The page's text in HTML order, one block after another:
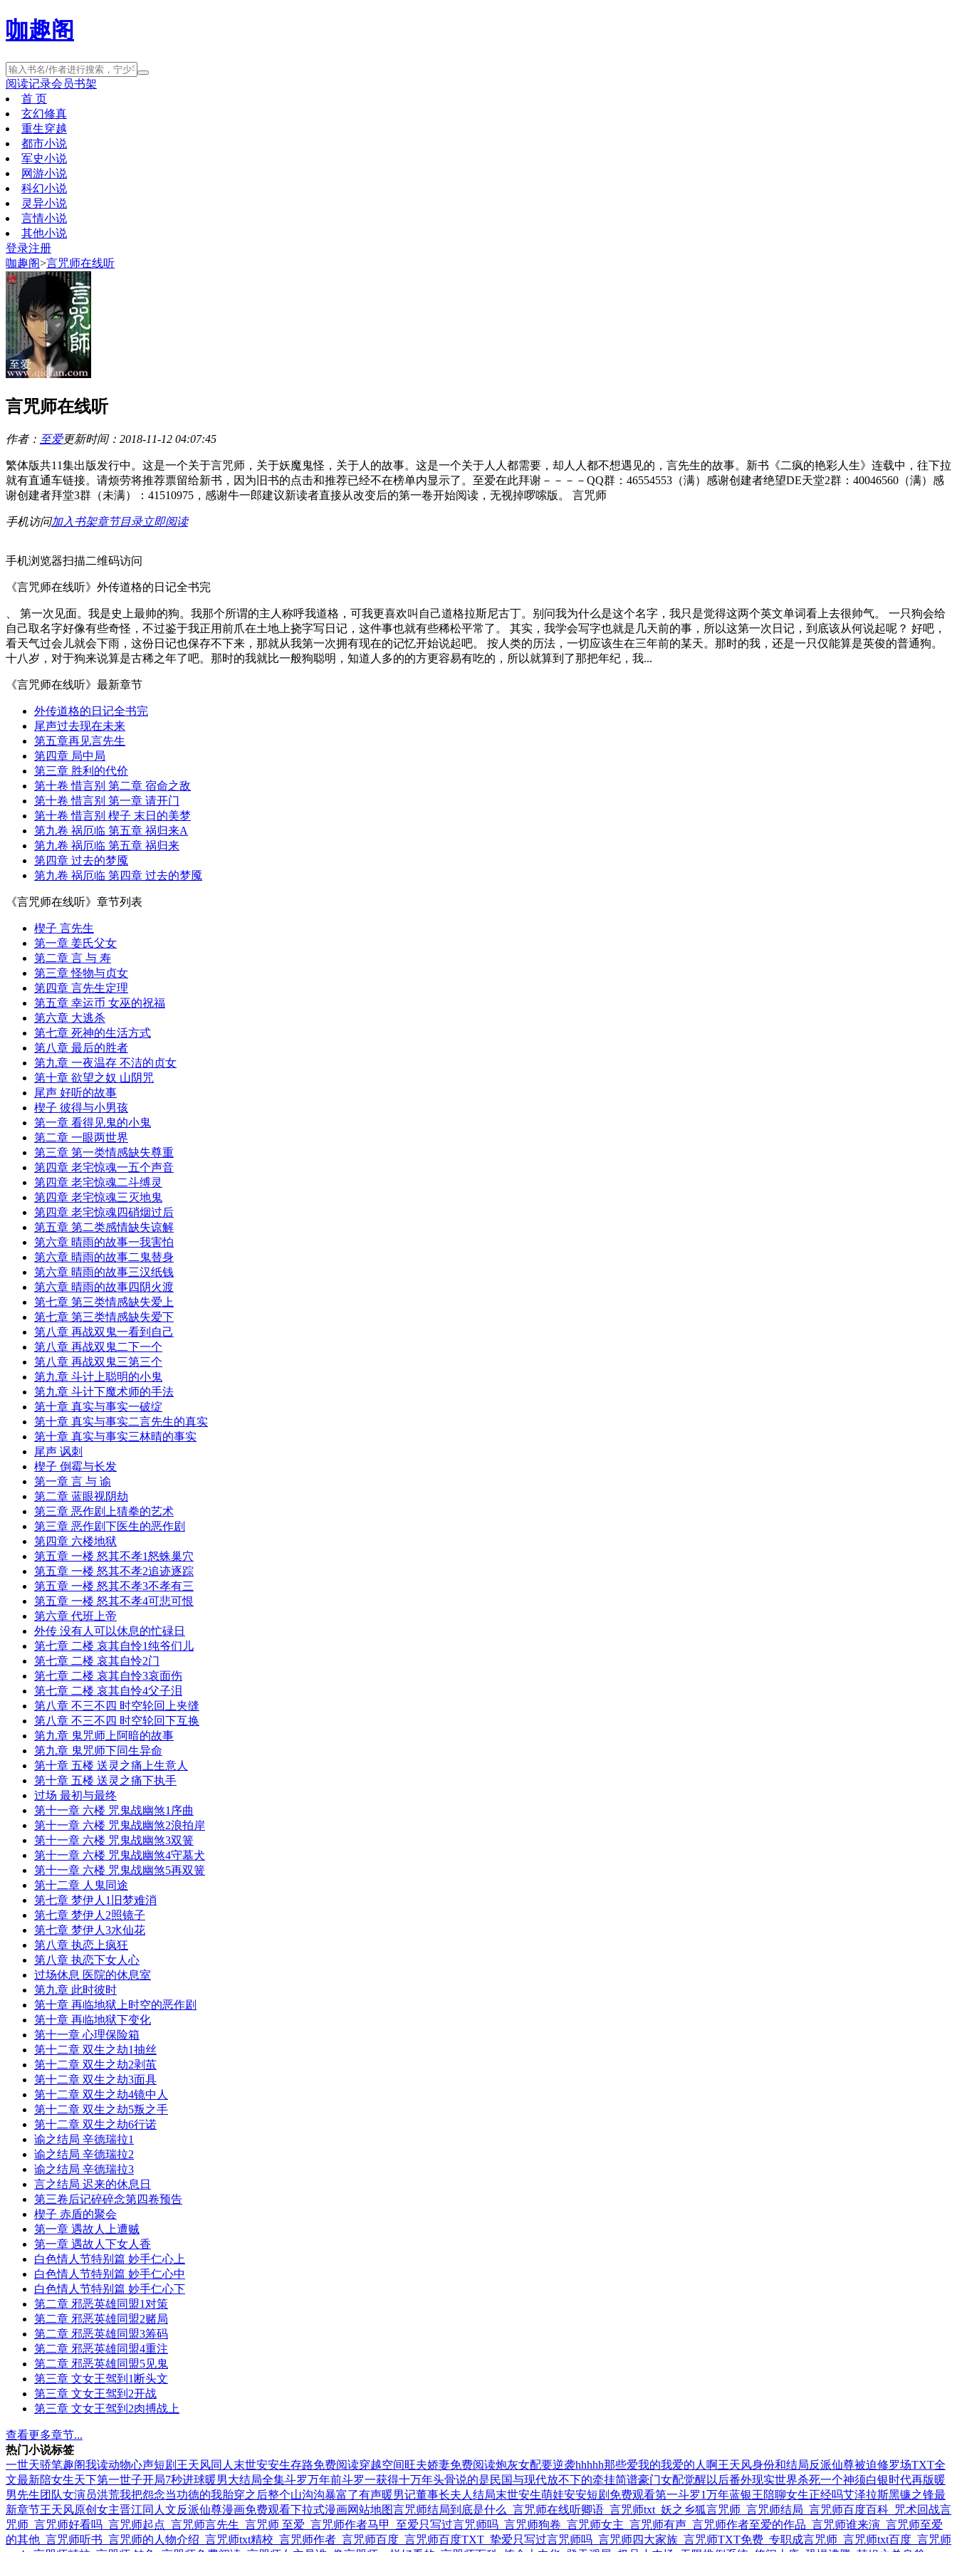
咖趣阁
阅读记录会员书架
首 页
玄幻修真
重生穿越
都市小说
军史小说
网游小说
科幻小说
灵异小说
言情小说
其他小说
登录注册
咖趣阁>言咒师在线听
言咒师在线听
作者： 至爱更新时间：2018-11-12 04:07:45
繁体版共11集出版发行中。这是一个关于言咒师，关于妖魔鬼怪，关于人的故事。这是一个关于人人都需要，却人人都不想遇见的，言先生的故事。新书《二疯的艳彩人生》连载中，往下拉
就有直通车链接。请烦劳将推荐票留给新书，因为旧书的点击和推荐已经不在榜单内显示了。至爱在此拜谢－－－－QQ群：46554553（满）感谢创建者绝望DE天堂2群：40046560（满）感
谢创建者拜堂3群（未满）：41510975，感谢牛一郎建议新读者直接从改变后的第一卷开始阅读，无视掉啰嗦版。 言咒师
手机访问加入书架章节目录立即阅读
手机浏览器扫描二维码访问
《言咒师在线听》外传道格的日记全书完
、 第一次见面。我是史上最帅的狗。我那个所谓的主人称呼我道格，可我更喜欢叫自己道格拉斯尼古丁。别问我为什么是这个名字，我只是觉得这两个英文单词看上去很帅气。 一只狗会给
自己取名字好像有些奇怪，不过鉴于我正用前爪在土地上挠字写日记，这件事也就有些稀松平常了。 其实，我学会写字也就是几天前的事，所以这第一次日记，到底该从何说起呢？ 好吧，
看天气过会儿就会下雨，这份日记也保存不下来，那就从我第一次拥有现在的记忆开始说起吧。 按人类的历法，一切应该生在三年前的某天。那时的我，还是一只仅能算是英俊的普通狗。
十八岁，对于狗来说算是古稀之年了吧。那时的我就比一般狗聪明，知道人多的的方更容易有吃的，所以就算到了那把年纪，我...
《言咒师在线听》最新章节
外传道格的日记全书完
尾声过去现在未来
第五章再见言先生
第四章 局中局
第三章 胜利的代价
第十卷 惜言别 第二章 宿命之敌
第十卷 惜言别 第一章 请开门
第十卷 惜言别 楔子 末日的美梦
第九卷 祸厄临 第五章 祸归来A
第九卷 祸厄临 第五章 祸归来
第四章 过去的梦魇
第九卷 祸厄临 第四章 过去的梦魇
《言咒师在线听》章节列表
楔子 言先生
第一章 姜氏父女
第二章 言 与 寿
第三章 怪物与贞女
第四章 言先生定理
第五章 幸运币 女巫的祝福
第六章 大逃杀
第七章 死神的生活方式
第八章 最后的胜者
第九章 一夜温存 不洁的贞女
第十章 欲望之奴 山阴咒
尾声 好听的故事
楔子 彼得与小男孩
第一章 看得见鬼的小鬼
第二章 一眼两世界
第三章 第一类情感缺失尊重
第四章 老宅惊魂一五个声音
第四章 老宅惊魂二斗缚灵
第四章 老宅惊魂三灭地鬼
第四章 老宅惊魂四硝烟过后
第五章 第二类感情缺失谅解
第六章 晴雨的故事一我害怕
第六章 晴雨的故事二鬼替身
第六章 晴雨的故事三汉纸钱
第六章 晴雨的故事四阴火渡
第七章 第三类情感缺失爱上
第七章 第三类情感缺失爱下
第八章 再战双鬼一看到自己
第八章 再战双鬼二下一个
第八章 再战双鬼三第三个
第九章 斗计上聪明的小鬼
第九章 斗计下魔术师的手法
第十章 真实与事实一破绽
第十章 真实与事实二言先生的真实
第十章 真实与事实三林晴的事实
尾声 讽刺
楔子 倒霉与长发
第一章 言 与 谕
第二章 蓝眼视阴劫
第三章 恶作剧上猜拳的艺术
第三章 恶作剧下医生的恶作剧
第四章 六楼地狱
第五章 一楼 怒其不孝1怒蛛巢穴
第五章 一楼 怒其不孝2追迹逐踪
第五章 一楼 怒其不孝3不孝有三
第五章 一楼 怒其不孝4可悲可恨
第六章 代班上帝
外传 没有人可以休息的忙碌日
第七章 二楼 哀其自怜1纯爷们儿
第七章 二楼 哀其自怜2门
第七章 二楼 哀其自怜3哀面伤
第七章 二楼 哀其自怜4父子泪
第八章 不三不四 时空轮回上夹缝
第八章 不三不四 时空轮回下互换
第九章 鬼咒师上阿暗的故事
第九章 鬼咒师下同生异命
第十章 五楼 送灵之痛上生意人
第十章 五楼 送灵之痛下执手
过场 最初与最终
第十一章 六楼 咒鬼战幽煞1序曲
第十一章 六楼 咒鬼战幽煞2浪拍岸
第十一章 六楼 咒鬼战幽煞3双簧
第十一章 六楼 咒鬼战幽煞4守墓犬
第十一章 六楼 咒鬼战幽煞5再双簧
第十二章 人鬼同途
第七章 梦伊人1旧梦难消
第七章 梦伊人2照镜子
第七章 梦伊人3水仙花
第八章 执恋上疯狂
第八章 执恋下女人心
过场休息 医院的休息室
第九章 此时彼时
第十章 再临地狱上时空的恶作剧
第十章 再临地狱下变化
第十一章 心理保险箱
第十二章 双生之劫1抽丝
第十二章 双生之劫2剥茧
第十二章 双生之劫3面具
第十二章 双生之劫4镜中人
第十二章 双生之劫5叛之手
第十二章 双生之劫6行诺
谕之结局 辛德瑞拉1
谕之结局 辛德瑞拉2
谕之结局 辛德瑞拉3
言之结局 迟来的休息日
第三卷后记碎碎念第四卷预告
楔子 赤盾的聚会
第一章 遇故人上遭贼
第一章 遇故人下女人香
白色情人节特别篇 妙手仁心上
白色情人节特别篇 妙手仁心中
白色情人节特别篇 妙手仁心下
第二章 邪恶英雄同盟1对策
第二章 邪恶英雄同盟2赌局
第二章 邪恶英雄同盟3筹码
第二章 邪恶英雄同盟4重注
第二章 邪恶英雄同盟5见鬼
第三章 文女王驾到1断头文
第三章 文女王驾到2开战
第三章 文女王驾到2肉搏战上
查看更多章节...
热门小说标签
一世天骄笔趣阁我读动物心声短剧 王天风同人 末世安安生存路免费阅读穿越空间旺夫娇妻免费阅读炮灰女配要逆袭hhhhh那些爱我的我爱的人啊王天风身份和结局反派仙尊被迫修罗场TXT全
文最新陪女生天下第一世子开局7秒进球暖男大结局全集斗罗万年前斗罗一获得十万年头骨说的是民国与现代放不下的牵挂简谱豪门女配觉醒以后番外现实世界杀死一个神须白银时代再版暖
男先生团队女演员洪荒我把怨念当功德的我胎穿之后整个山沟沟暴富了有声暖男记董事长夫人结局末世安生萌娃安安短剧免费观看第一斗罗1万年蓝银王陪聊女生正经吗艾泽拉斯黑镰之锋最
新章节王天风原创女主晋江同人文反派仙尊漫画免费观看下拉式漫画网站地图言咒师结局到底是什么 言咒师在线听卿语 言咒师txt 妖之乡狐言咒师 言咒师结局 言咒师百度百科 咒术回战言
咒师 言咒师好看吗 言咒师起点 言咒师言先生 言咒师 至爱 言咒师作者马甲 至爱只写过言咒师吗 言咒师狗卷 言咒师女主 言咒师有声 言咒师作者至爱的作品 言咒师谁来演 言咒师至爱
的其他 言咒师听书 言咒师的人物介绍 言咒师txt精校 言咒师作者 言咒师百度 言咒师百度TXT 挚爱只写过言咒师吗 言咒师四大家族 言咒师TXT免费 专职成言咒师 言咒师txt百度 言咒师